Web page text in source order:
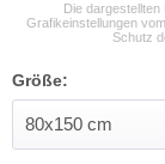
Die
Grafikeinstellungen
Schutz
Größe: